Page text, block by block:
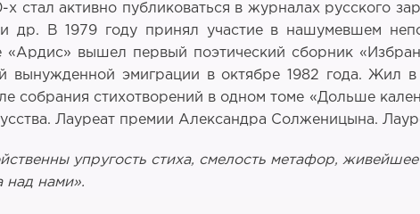
стал активно публиковаться в журналах русского
В 1979 году принял участие в нашумевшем
«Ардис» вышел первый поэтический сборник
вынужденной эмиграции в октябре 1982 года.
собрания стихотворений в одном томе «Дольше
Лауреат премии Александра Солженицына.
упругость стиха, смелость метафор,
над нами».